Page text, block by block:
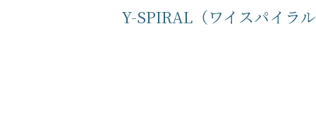
Y-SPIRAL（ワイスパイラル